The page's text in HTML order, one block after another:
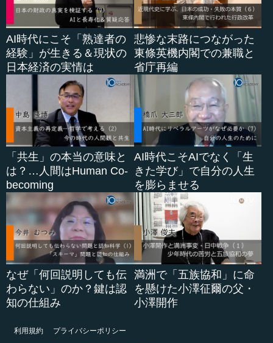
AI時代にこそ「熟達者の
経験」が生きる＆現状の
日本経済の実情は
悲惨な末路につながった
東條英機内閣での兼職と
省庁再編
「共生」の本当の意味と
は？…人間はHuman Co-
becoming
AI時代こそAIでなく「生
きた学び」で自分の人生
を膨らませる
なぜ「何回説明しても伝
わらない」のか？鍵は認
知の仕組み
満洲で「五族協和」に命
を懸けた小澤征爾の父・
小澤開作
利用規約
プライバシーポリシー